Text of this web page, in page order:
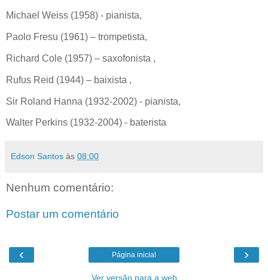
Michael Weiss (1958) - pianista,
Paolo Fresu (1961) – trompetista,
Richard Cole (1957) – saxofonista ,
Rufus Reid (1944) – baixista ,
Sir Roland Hanna (1932-2002) - pianista,
Walter Perkins (1932-2004) - baterista
Edson Santos às 08:00
Nenhum comentário:
Postar um comentário
‹ ›
Página inicial
Ver versão para a web